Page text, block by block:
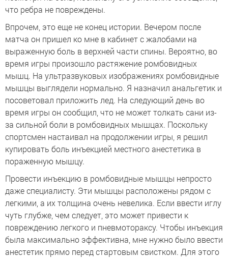
что ребра не повреждены.
Впрочем, это еще не конец истории. Вечером после
матча он пришел ко мне в кабинет с жалобами на
выраженную боль в верхней части спины. Вероятно, во
время игры произошло растяжение ромбовидных
мышц. На ультразвуковых изображениях ромбовидные
мышцы выглядели нормально. Я назначил анальгетик и
посоветовал приложить лед. На следующий день во
время игры он сообщил, что не может толкать сани из-
за сильной боли в ромбовидных мышцах. Поскольку
спортсмен настаивал на продолжении игры, я решил
купировать боль инъекцией местного анестетика в
пораженную мышцу.
Провести инъекцию в ромбовидные мышцы непросто
даже специалисту. Эти мышцы расположены рядом с
легкими, а их толщина очень невелика. Если ввести иглу
чуть глубже, чем следует, это может привести к
повреждению легкого и пневмотораксу. Чтобы инъекция
была максимально эффективна, мне нужно было ввести
анестетик прямо перед стартовым свистком. Для этого